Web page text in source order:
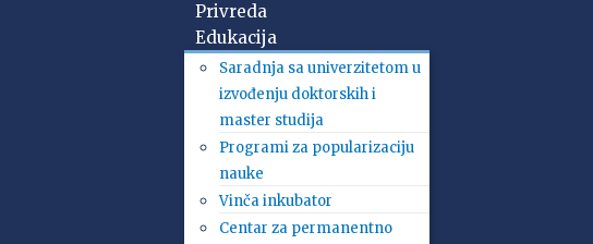
Privreda
Edukacija
Saradnja sa univerzitetom u
izvođenju doktorskih i
master studija
Programi za popularizaciju
nauke
Vinča inkubator
Centar za permanentno